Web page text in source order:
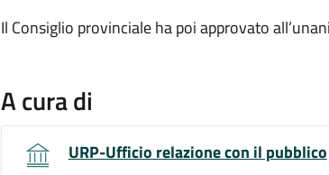
Il Consiglio provinciale ha poi approvato
A cura di
URP-Ufficio relazione con il pubblico